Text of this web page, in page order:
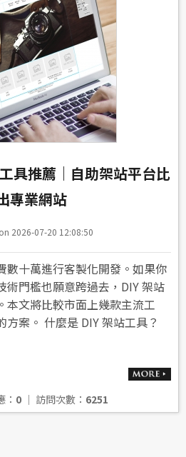
具推薦｜自助架站平台比
專業網站
2026-07-20 12:08:50
數十萬進行客製化開發。如果你
術門檻也願意跨過去，DIY 架站
本文將比較市面上幾款主流工
案。 什麼是 DIY 架站工具？
： 0 │ 訪問次數： 6251